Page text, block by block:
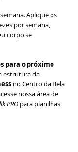
Aplique os
por semana,
corpo se
para o próximo
estrutura da
no Centro da Bela
nossa área de
PRO para planilhas